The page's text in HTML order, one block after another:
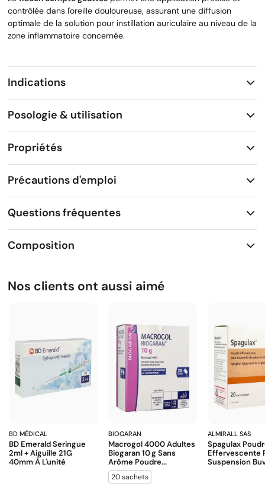
contrôlée dans l'oreille douloureuse, assurant une diffusion
optimale de la solution pour instillation auriculaire au niveau de la
zone inflammatoire concernée.
Indications
Posologie & utilisation
Propriétés
Précautions d'emploi
Questions fréquentes
Composition
Nos clients ont aussi aimé
BD MÉDICAL
BD Emerald Seringue
2ml + Aiguille 21G
40mm À L'unité
BIOGARAN
Macrogol 4000 Adultes
Biogaran 10 G Sans
Arôme Poudre...
20 sachets
ALMIRALL SAS
Spagulax
Effervescente
Suspension